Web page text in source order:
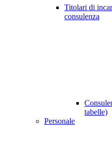
Titolari di
consulenza
tabelle)
Personale